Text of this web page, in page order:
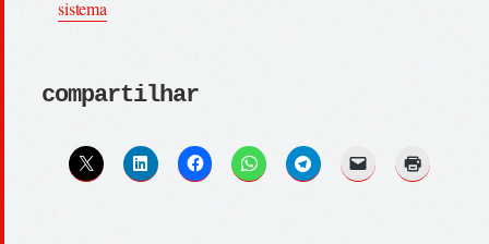
sistema
compartilhar